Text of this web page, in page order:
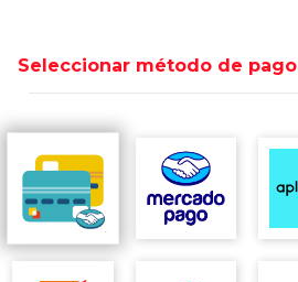
Seleccionar método de pago